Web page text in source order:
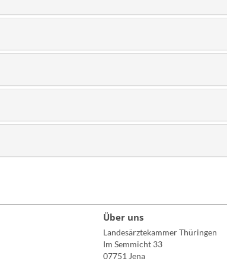
Über uns
Landesärztekammer Thüringen
Im Semmicht 33
07751 Jena